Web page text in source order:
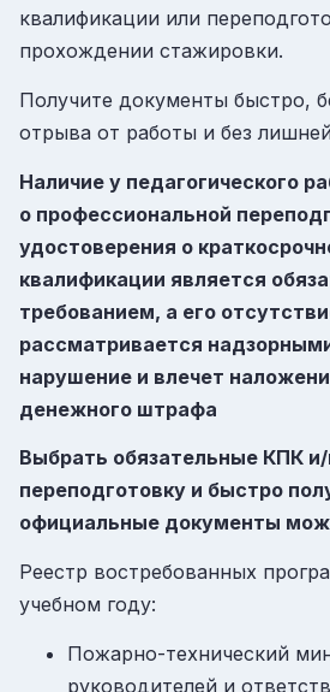
квалификации или
прохождении стажировки.
Получите документы быстро,
отрыва от работы и без
Наличие у педагогического
о профессиональной
удостоверения о
квалификации является
требованием, а его
рассматривается
нарушение и влечет
денежного штрафа
Выбрать обязательные КПК
переподготовку и быстро
официальные документы
Реестр востребованных
учебном году:
Пожарно-технический
руководителей и